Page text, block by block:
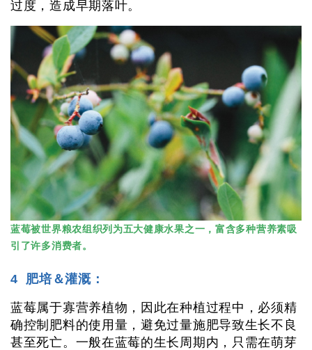
过度，造成早期落叶。
蓝莓被世界粮农组织列为五大健康水果之一，富含多种营养素吸
引了许多消费者。
4 肥培＆灌溉：
蓝莓属于寡营养植物，因此在种植过程中，必须精
确控制肥料的使用量，避免过量施肥导致生长不良
甚至死亡。一般在蓝莓的生长周期内，只需在萌芽